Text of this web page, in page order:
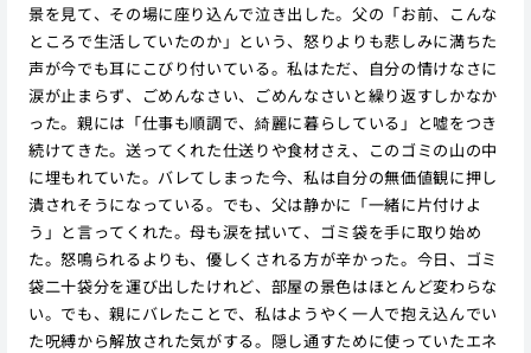
景を見て、その場に座り込んで泣き出した。父の「お前、こんな
ところで生活していたのか」という、怒りよりも悲しみに満ちた
声が今でも耳にこびり付いている。私はただ、自分の情けなさに
涙が止まらず、ごめんなさい、ごめんなさいと繰り返すしかなか
った。親には「仕事も順調で、綺麗に暮らしている」と嘘をつき
続けてきた。送ってくれた仕送りや食材さえ、このゴミの山の中
に埋もれていた。バレてしまった今、私は自分の無価値観に押し
潰されそうになっている。でも、父は静かに「一緒に片付けよ
う」と言ってくれた。母も涙を拭いて、ゴミ袋を手に取り始め
た。怒鳴られるよりも、優しくされる方が辛かった。今日、ゴミ
袋二十袋分を運び出したけれど、部屋の景色はほとんど変わらな
い。でも、親にバレたことで、私はようやく一人で抱え込んでい
た呪縛から解放された気がする。隠し通すために使っていたエネ